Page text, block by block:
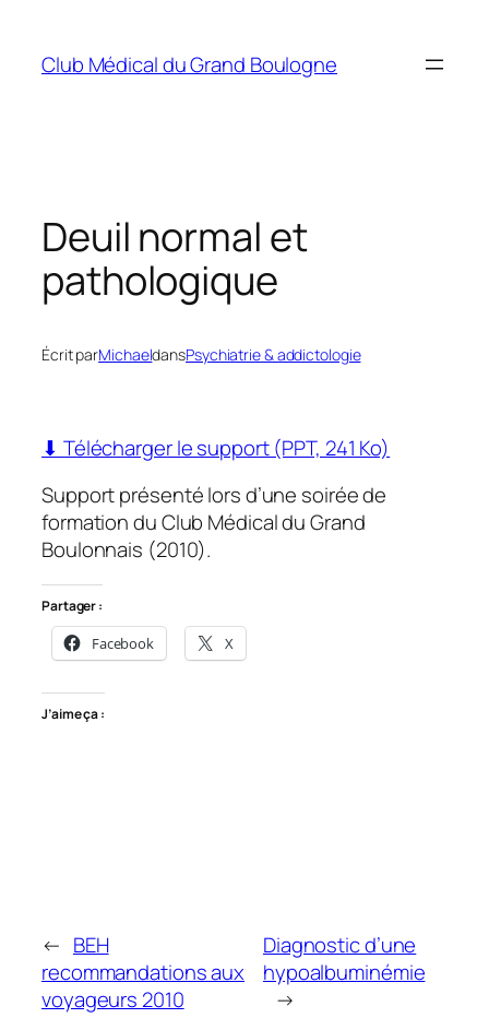
contenu
Club Médical du Grand Boulogne
Deuil normal et
pathologique
Écrit parMichaeldansPsychiatrie & addictologie
⬇ Télécharger le support (PPT, 241 Ko)
Support présenté lors d’une soirée de
formation du Club Médical du Grand
Boulonnais (2010).
Partager :
Facebook X
J’aime ça :
← BEH
recommandations aux
voyageurs 2010
Diagnostic d’une
hypoalbuminémie
→